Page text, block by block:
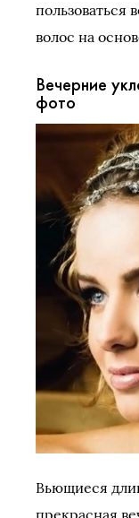
пользоваться
волос на
Вечерние
фото
Вьющиеся